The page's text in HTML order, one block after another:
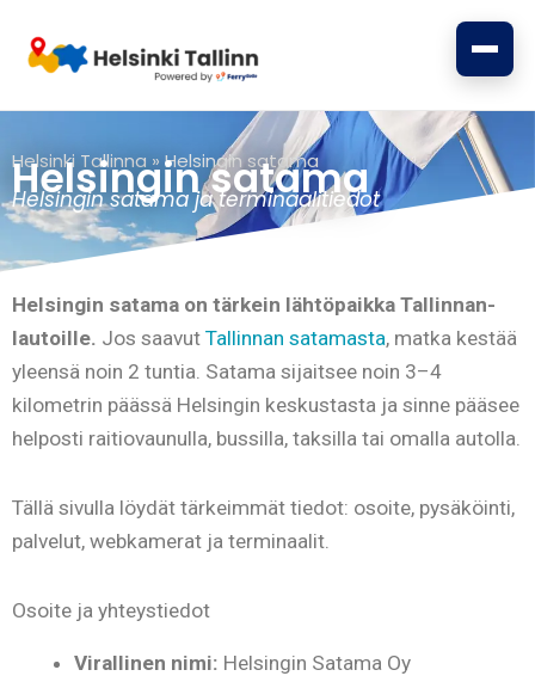
sisältöön
Helsinki Tallinna » Helsingin satama
Helsingin satama
Helsingin satama ja terminaalitiedot
Helsingin satama on tärkein lähtöpaikka Tallinnan-
lautoille. Jos saavut Tallinnan satamasta, matka kestää
yleensä noin 2 tuntia. Satama sijaitsee noin 3–4
kilometrin päässä Helsingin keskustasta ja sinne pääsee
helposti raitiovaunulla, bussilla, taksilla tai omalla autolla.
Tällä sivulla löydät tärkeimmät tiedot: osoite, pysäköinti,
palvelut, webkamerat ja terminaalit.
Osoite ja yhteystiedot
Virallinen nimi: Helsingin Satama Oy